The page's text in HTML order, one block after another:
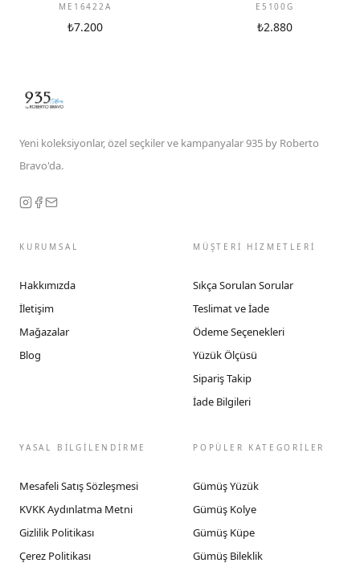
ME16422A
₺7.200
E5100G
₺2.880
Yeni koleksiyonlar, özel seçkiler ve kampanyalar 935 by Roberto
Bravo'da.
KURUMSAL
Hakkımızda
İletişim
Mağazalar
Blog
MÜŞTERİ HİZMETLERİ
Sıkça Sorulan Sorular
Teslimat ve İade
Ödeme Seçenekleri
Yüzük Ölçüsü
Sipariş Takip
İade Bilgileri
YASAL BİLGİLENDİRME
Mesafeli Satış Sözleşmesi
KVKK Aydınlatma Metni
Gizlilik Politikası
Çerez Politikası
POPÜLER KATEGORİLER
Gümüş Yüzük
Gümüş Kolye
Gümüş Küpe
Gümüş Bileklik